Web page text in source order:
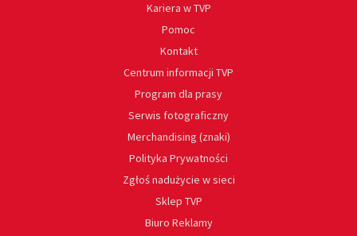
Kariera w TVP
Pomoc
Kontakt
Centrum informacji TVP
Program dla prasy
Serwis fotograficzny
Merchandising (znaki)
Polityka Prywatności
Zgłoś nadużycie w sieci
Sklep TVP
Biuro Reklamy